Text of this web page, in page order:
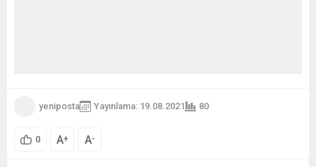
yeniposta Yayınlama: 19.08.2021 80
0 A+ A-